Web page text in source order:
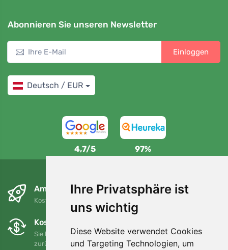
Ihre Privatsphäre ist
uns wichtig
Diese Website verwendet Cookies
und Targeting Technologien, um
Abonnieren Sie unseren Newsletter
Einloggen
Deutsch / EUR
4,7/5 97%
Am nächsten Tag und kostenlos
Kostenloser Versand für Bestellungen über 80 EUR
Kostenloser Umtausch und Rückgabe
Sie können Ihre Bestellung jederzeit innerhalb von 90 Tagen
zurückgeben oder umtauschen.